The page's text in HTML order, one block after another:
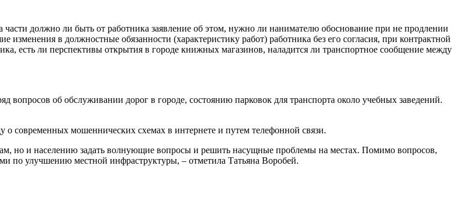
должно ли быть от работника заявление об этом, нужно ли нанимателю обоснование при не продлении
в должностные обязанности (характеристику работ) работника без его согласия, при контрактной
есть ли перспективы открытия в городе книжных магазинов, наладится ли транспортное сообщение между
об обслуживании дорог в городе, состоянию парковок для транспорта около учебных заведений.
современных мошеннических схемах в интернете и путем телефонной связи.
но и населению задать волнующие вопросы и решить насущные проблемы на местах. Помимо вопросов,
по улучшению местной инфраструктуры, – отметила Татьяна Воробей.